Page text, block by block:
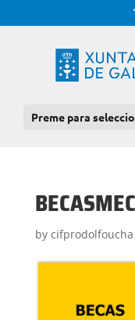
Preme para
by cifprodolfoucha